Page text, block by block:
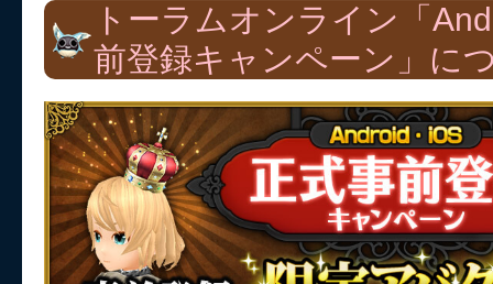
トーラムオンライン「
前登録キャンペーン」に